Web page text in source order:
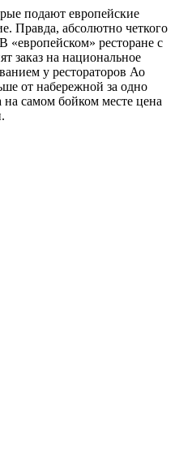
подают европейские
Правда, абсолютно четкого
«европейском» ресторане с
заказ на национальное
у рестораторов Ао
от набережной за одно
на самом бойком месте цена